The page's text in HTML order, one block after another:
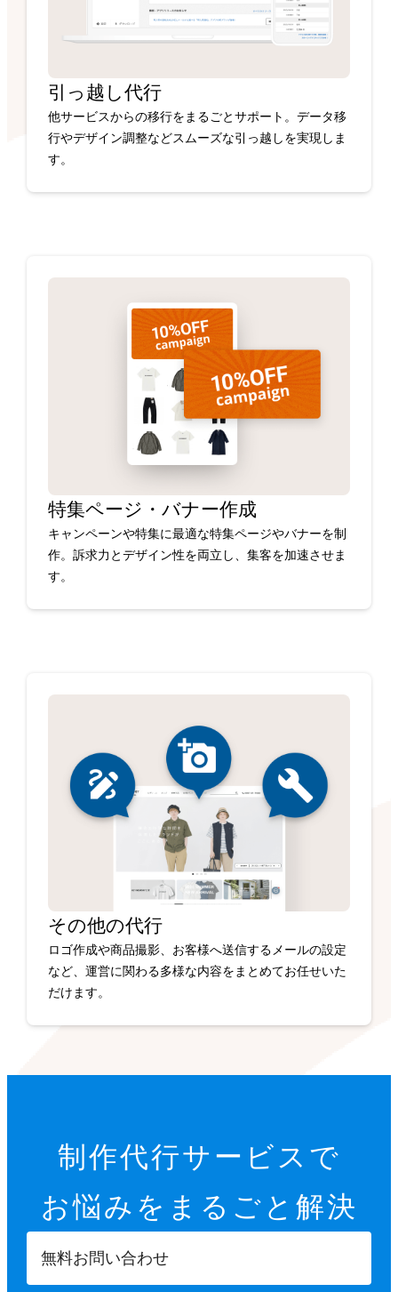
引っ越し代行
他サービスからの移行をまるごとサポート。データ移
行やデザイン調整などスムーズな引っ越しを実現しま
す。
特集ページ・バナー作成
キャンペーンや特集に最適な特集ページやバナーを制
作。訴求力とデザイン性を両立し、集客を加速させま
す。
その他の代行
ロゴ作成や商品撮影、お客様へ送信するメールの設定
など、運営に関わる多様な内容をまとめてお任せいた
だけます。
制作代行サービスで
お悩みを まるごと解決
無料お問い合わせ